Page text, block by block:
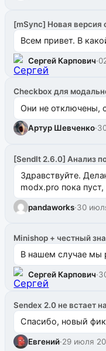
[mSync] Новая версия
Всем привет. В
Сергей Карпович·
Checkbox для
Они не отключены,
Артур Шевченко·
[SendIt 2.6.0] Анализ
Здравствуйте.
modx.pro пока пуст,
pandaworks·30
Minishop + честный
В нашем случае мы
Сергей Карпович·
Sendex 2.0 не встает
Спасибо, новый
Евгений·29 июля